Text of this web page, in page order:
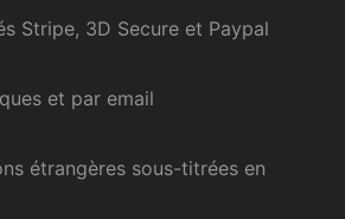
Stripe, 3D Secure et Paypal
et par email
étrangères sous-titrées en